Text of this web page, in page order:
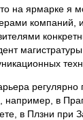
на ярмарке я
компаний,
регулярно
например, в
в Плзни при